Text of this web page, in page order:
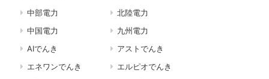
中部電力
北陸電力
中国電力
九州電力
AIでんき
アストでんき
エネワンでんき
エルピオでんき